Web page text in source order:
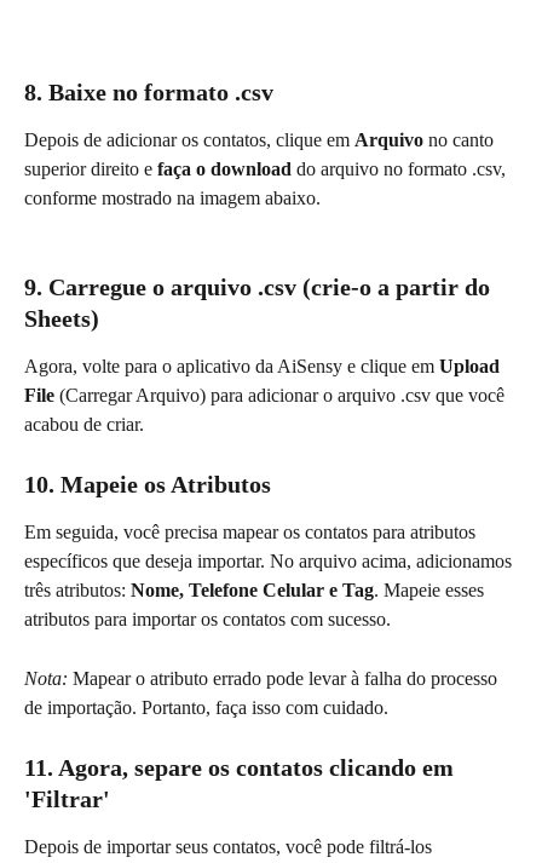
8. Baixe no formato .csv
Depois de adicionar os contatos, clique em Arquivo no canto
superior direito e faça o download do arquivo no formato .csv,
conforme mostrado na imagem abaixo.
9. Carregue o arquivo .csv (crie-o a partir do
Sheets)
Agora, volte para o aplicativo da AiSensy e clique em Upload
File (Carregar Arquivo) para adicionar o arquivo .csv que você
acabou de criar.
10. Mapeie os Atributos
Em seguida, você precisa mapear os contatos para atributos
específicos que deseja importar. No arquivo acima, adicionamos
três atributos: Nome, Telefone Celular e Tag. Mapeie esses
atributos para importar os contatos com sucesso.
Nota: Mapear o atributo errado pode levar à falha do processo
de importação. Portanto, faça isso com cuidado.
11. Agora, separe os contatos clicando em
'Filtrar'
Depois de importar seus contatos, você pode filtrá-los